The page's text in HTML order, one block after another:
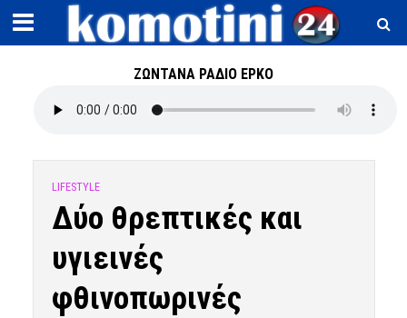
ΖΩΝΤΑΝΑ ΡΑΔΙΟ ΕΡΚΟ
LIFESTYLE
Δύο θρεπτικές και
υγιεινές
φθινοπωρινές